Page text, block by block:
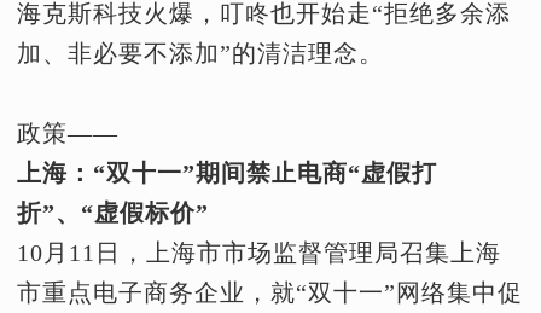
海克斯科技火爆，叮咚也开始走“拒绝多余添
加、非必要不添加”的清洁理念。
政策——
上海：“双十一”期间禁止电商“虚假打
折”、“虚假标价”
10月11日，上海市市场监督管理局召集上海
市重点电子商务企业，就“双十一”网络集中促